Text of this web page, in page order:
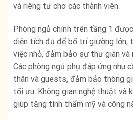
và riêng tư cho các thành viên.
Phòng ngủ chính trên tầng 1
diện tích đủ để bố trí giường lớn,
việc nhỏ, đảm bảo sự thư giãn và
Các phòng ngủ phụ đáp ứng nhu
thân và guests, đảm bảo thông
tối ưu. Không gian nghệ thuật và
giúp tăng tính thẩm mỹ và công